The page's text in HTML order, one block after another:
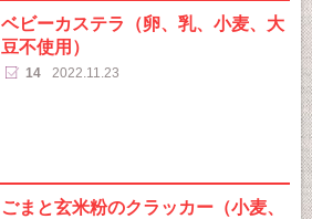
ベビーカステラ（卵、乳、小麦、大
豆不使用）
14 2022.11.23
ごまと玄米粉のクラッカー（小麦、